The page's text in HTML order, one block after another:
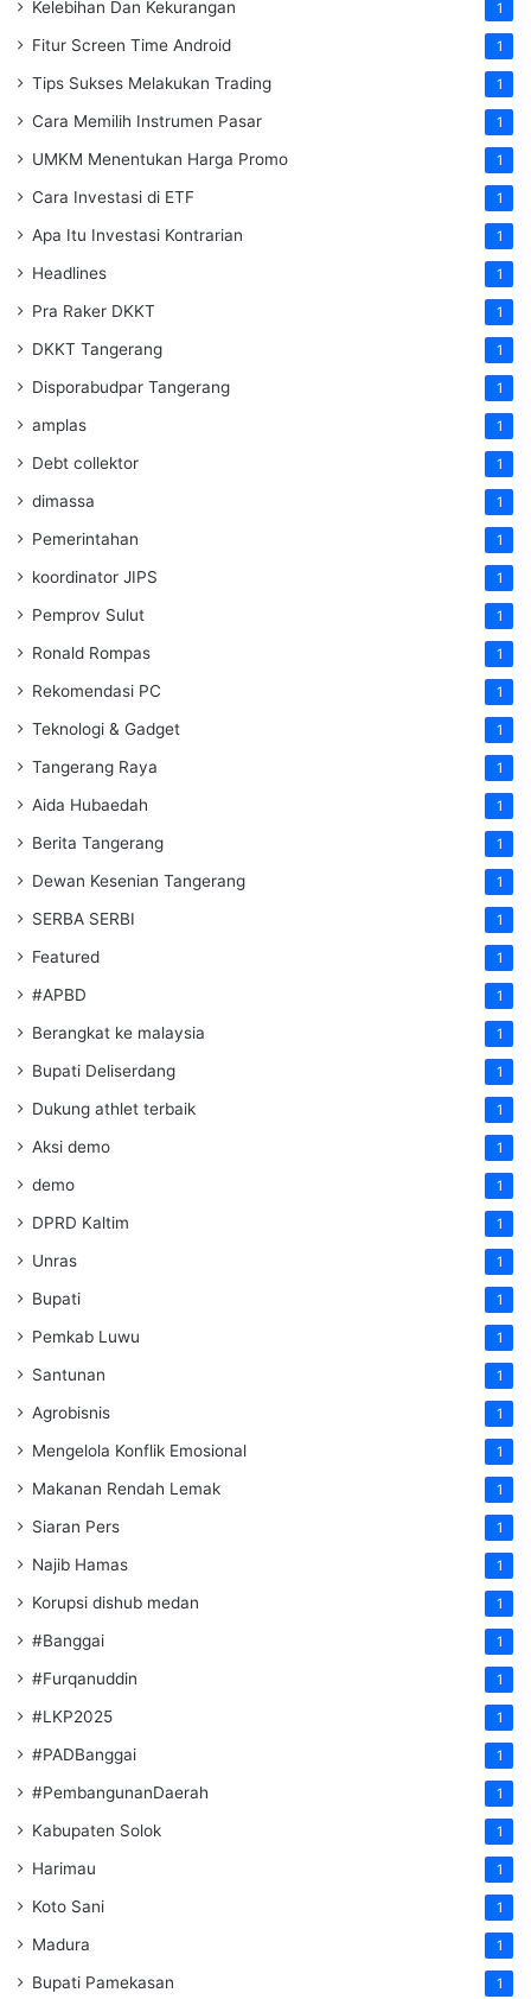
Kelebihan Dan Kekurangan 1
Fitur Screen Time Android 1
Tips Sukses Melakukan Trading 1
Cara Memilih Instrumen Pasar 1
UMKM Menentukan Harga Promo 1
Cara Investasi di ETF 1
Apa Itu Investasi Kontrarian 1
Headlines 1
Pra Raker DKKT 1
DKKT Tangerang 1
Disporabudpar Tangerang 1
amplas 1
Debt collektor 1
dimassa 1
Pemerintahan 1
koordinator JIPS 1
Pemprov Sulut 1
Ronald Rompas 1
Rekomendasi PC 1
Teknologi & Gadget 1
Tangerang Raya 1
Aida Hubaedah 1
Berita Tangerang 1
Dewan Kesenian Tangerang 1
SERBA SERBI 1
Featured 1
#APBD 1
Berangkat ke malaysia 1
Bupati Deliserdang 1
Dukung athlet terbaik 1
Aksi demo 1
demo 1
DPRD Kaltim 1
Unras 1
Bupati 1
Pemkab Luwu 1
Santunan 1
Agrobisnis 1
Mengelola Konflik Emosional 1
Makanan Rendah Lemak 1
Siaran Pers 1
Najib Hamas 1
Korupsi dishub medan 1
#Banggai 1
#Furqanuddin 1
#LKP2025 1
#PADBanggai 1
#PembangunanDaerah 1
Kabupaten Solok 1
Harimau 1
Koto Sani 1
Madura 1
Bupati Pamekasan 1